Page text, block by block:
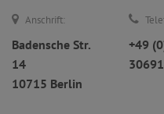
Anschrift:
Badensche Str.
14
10715 Berlin
+49